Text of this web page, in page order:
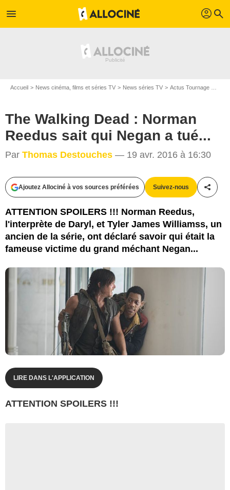
menu profil search
Accueil News cinéma, films et séries TV News séries TV Actus Tournage Séries TV
The Walking Dead : Norman
Reedus sait qui Negan a tué...
Par Thomas Destouches — 19 avr. 2016 à 16:30
Ajoutez Allociné à vos sources préférées Suivez-nous
ATTENTION SPOILERS !!! Norman Reedus,
l'interprète de Daryl, et Tyler James Williamss, un
ancien de la série, ont déclaré savoir qui était la
fameuse victime du grand méchant Negan...
AMC Studios
LIRE DANS L'APPLICATION
ATTENTION SPOILERS !!!